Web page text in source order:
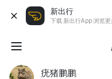
新出行
下载 新出行App 浏览更
疣猪鹏鹏